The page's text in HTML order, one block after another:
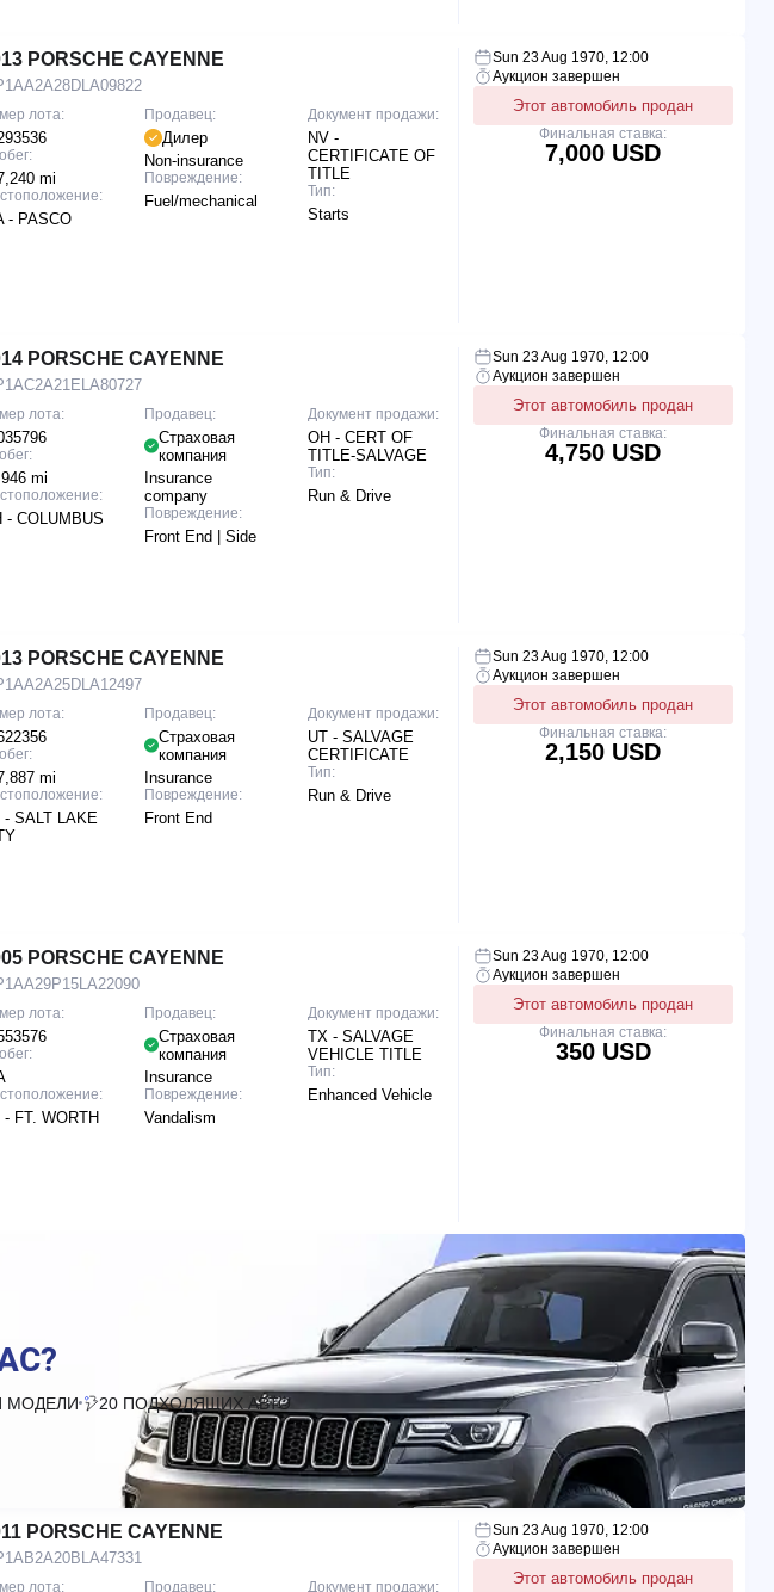
PORSCHE CAYENNE
лота:
mi
- PASCO
Продавец:
Дилер
Non-insurance
Повреждение:
Fuel/mechanical
Документ продажи:
NV -
CERTIFICATE OF
TITLE
Тип:
Starts
Sun 23 Aug 1970, 12:00
Аукцион завершен
Этот автомобиль продан
Финальная ставка:
7,000 USD
PORSCHE CAYENNE
лота:
mi
- COLUMBUS
Продавец:
Страховая
компания
Insurance
company
Повреждение:
Front End | Side
Документ продажи:
OH - CERT OF
TITLE-SALVAGE
Тип:
Run & Drive
Sun 23 Aug 1970, 12:00
Аукцион завершен
Этот автомобиль продан
Финальная ставка:
4,750 USD
PORSCHE CAYENNE
лота:
mi
- SALT LAKE
Продавец:
Страховая
компания
Insurance
Повреждение:
Front End
Документ продажи:
UT - SALVAGE
CERTIFICATE
Тип:
Run & Drive
Sun 23 Aug 1970, 12:00
Аукцион завершен
Этот автомобиль продан
Финальная ставка:
2,150 USD
PORSCHE CAYENNE
лота:
- FT. WORTH
Продавец:
Страховая
компания
Insurance
Повреждение:
Vandalism
Документ продажи:
TX - SALVAGE
VEHICLE TITLE
Тип:
Enhanced Vehicle
Sun 23 Aug 1970, 12:00
Аукцион завершен
Этот автомобиль продан
Финальная ставка:
350 USD
МОДЕЛИ 20 ПОДХОДЯЩИХ АВТО
PORSCHE CAYENNE
лота: Продавец: Документ продажи:
Sun 23 Aug 1970, 12:00
Аукцион завершен
Этот автомобиль продан